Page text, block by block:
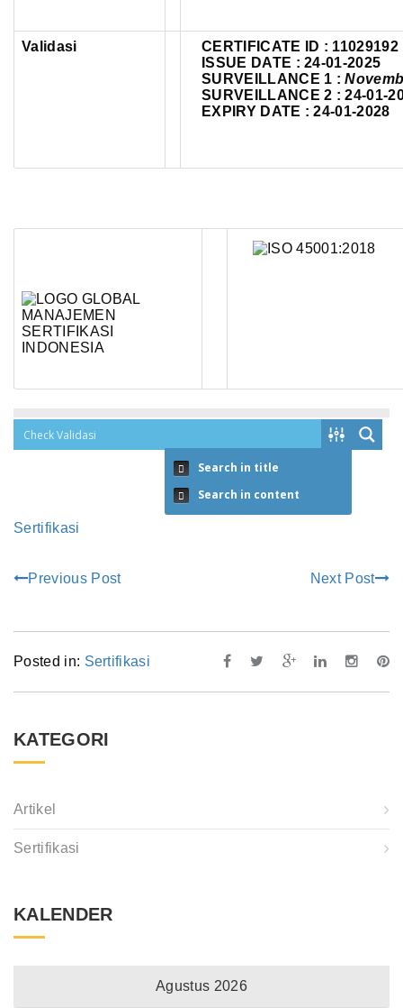
Validasi CERTIFICATE ID : 11029192
ISSUE DATE : 24-01-2025
SURVEILLANCE 1 :
SURVEILLANCE 2 : 24-01-
EXPIRY DATE : 24-01-2028
Sertifikasi
Previous Post Next Post
Posted in: Sertifikasi
KATEGORI
Artikel
Sertifikasi
KALENDER
Agustus 2026
Search in title
Search in content